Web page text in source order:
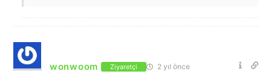
wonwoom Ziyaretçi 2 yıl önce